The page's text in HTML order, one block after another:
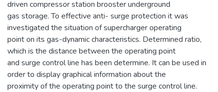
driven compressor station brooster underground
gas storage. To effective anti- surge protection it was
investigated the situation of supercharger operating
point on its gas-dynamic characteristics. Determined ratio,
which is the distance between the operating point
and surge control line has been determine. It can be used in
order to display graphical information about the
proximity of the operating point to the surge control line.